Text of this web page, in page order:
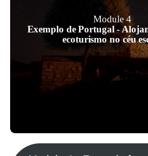
Module 4
Exemplo de Portugal -
ecoturismo no céu
estrelas pode ser uma
agradável, emocionante
Pode ser feita de várias
níveis muito diferentes de
e equipamento, e
outras